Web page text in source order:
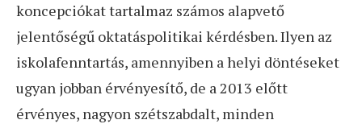
koncepciókat tartalmaz számos alapvető
jelentőségű oktatáspolitikai kérdésben. Ilyen az
iskolafenntartás, amennyiben a helyi döntéseket
ugyan jobban érvényesítő, de a 2013 előtt
érvényes, nagyon szétszabdalt, minden